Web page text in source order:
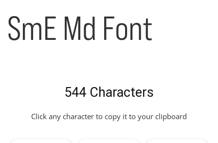
SmE Md Font
544 Characters
Click any character to copy it to your clipboard